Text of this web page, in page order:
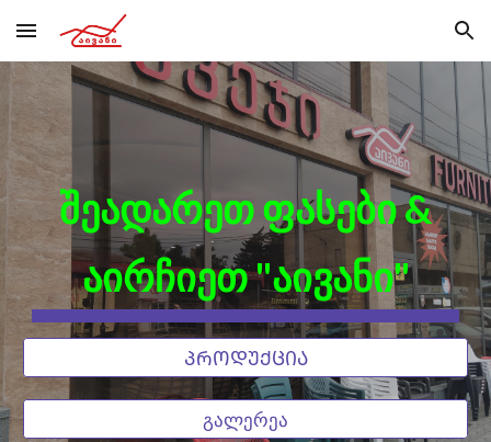
Skip to main content Skip to navigation
ᲨᲔᲐᲓᲐᲠᲔᲗ ᲤᲐᲡᲔᲑᲘ &
ᲐᲘᲠᲩᲘᲔᲗ "ᲐᲘᲕᲐᲜᲘ"
ᲞᲠᲝᲓᲣᲥᲪᲘᲐ
გალერეა